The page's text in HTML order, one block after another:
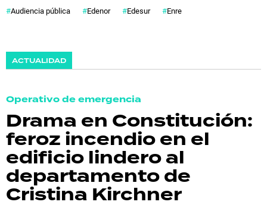
Audiencia pública Edenor Edesur Enre
ACTUALIDAD
Operativo de emergencia
Drama en Constitución:
feroz incendio en el
edificio lindero al
departamento de
Cristina Kirchner